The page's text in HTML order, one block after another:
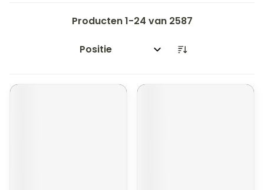
Producten1-24 van 2587
Sorteer op: